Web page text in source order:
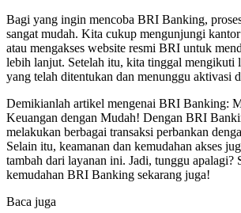
Bagi yang ingin mencoba BRI Banking,
sangat mudah. Kita cukup mengunjungi
atau mengakses website resmi BRI untuk
lebih lanjut. Setelah itu, kita tinggal mengikuti
yang telah ditentukan dan menunggu aktivasi
Demikianlah artikel mengenai BRI Banking:
Keuangan dengan Mudah! Dengan BRI
melakukan berbagai transaksi perbankan
Selain itu, keamanan dan kemudahan akses
tambah dari layanan ini. Jadi, tunggu apalagi?
kemudahan BRI Banking sekarang juga!
Baca juga